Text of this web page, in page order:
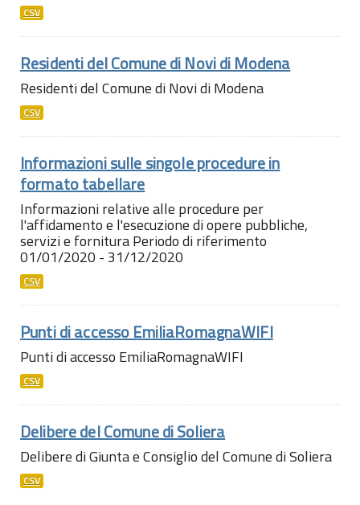
CSV
Residenti del Comune di Novi di Modena
Residenti del Comune di Novi di Modena
CSV
Informazioni sulle singole procedure in
formato tabellare
Informazioni relative alle procedure per
l'affidamento e l'esecuzione di opere pubbliche,
servizi e fornitura Periodo di riferimento
01/01/2020 - 31/12/2020
CSV
Punti di accesso EmiliaRomagnaWIFI
Punti di accesso EmiliaRomagnaWIFI
CSV
Delibere del Comune di Soliera
Delibere di Giunta e Consiglio del Comune di Soliera
CSV